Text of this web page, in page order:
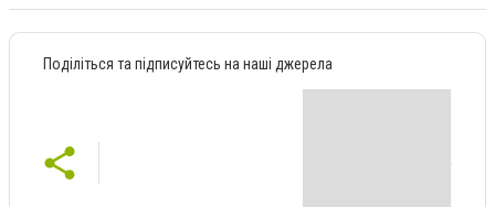
Поділіться та підписуйтесь на наші джерела